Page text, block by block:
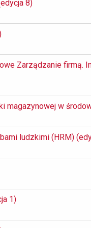
8)
Zarządzanie firmą.
magazynowej w
ludzkimi (HRM)
1)